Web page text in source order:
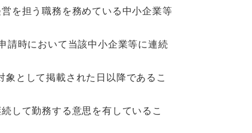
を担う職務を務めている中小企業等
請時において当該中小企業等に連続
として掲載された日以降であるこ
して勤務する意思を有しているこ